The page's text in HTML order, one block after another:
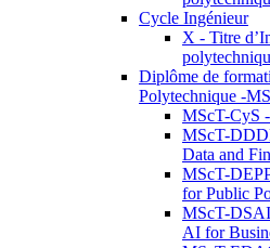
Cycle Ingénieur
X - Titre
Diplôme de
Polytechnique -
MScT-CyS
MScT-
Data and
MScT-
for Public
MScT-
AI for